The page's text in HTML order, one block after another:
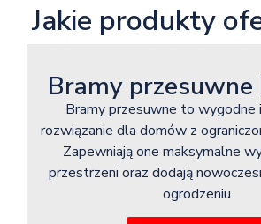
Jakie produkty
Bramy przesuwne
Bramy przesuwne to wygodne
rozwiązanie dla domów z
Zapewniają one maksymalne
przestrzeni oraz dodają
ogrodzeniu.